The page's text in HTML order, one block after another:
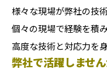
様々な現場が弊社の技
個々の現場で経験を積
高度な技術と対応力を
弊社で活躍しませ